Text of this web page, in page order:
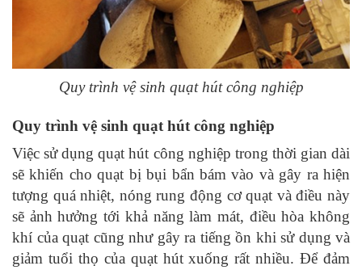
Quy trình vệ sinh quạt hút công nghiệp
Quy trình vệ sinh quạt hút công nghiệp
Việc sử dụng quạt hút công nghiệp trong thời gian dài
sẽ khiến cho quạt bị bụi bẩn bám vào và gây ra hiện
tượng quá nhiệt, nóng rung động cơ quạt và điều này
sẽ ảnh hưởng tới khả năng làm mát, điều hòa không
khí của quạt cũng như gây ra tiếng ồn khi sử dụng và
giảm tuổi thọ của quạt hút xuống rất nhiều. Để đảm